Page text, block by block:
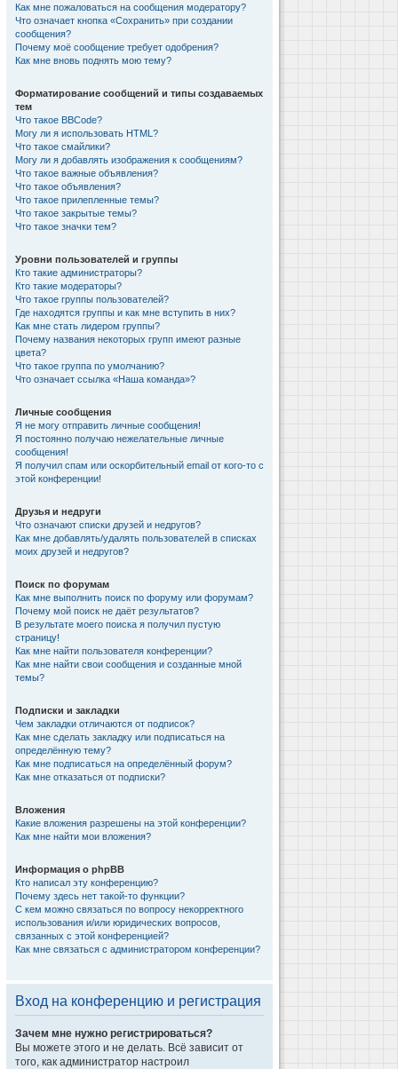
Как мне пожаловаться на сообщения модератору?
Что означает кнопка «Сохранить» при создании
сообщения?
Почему моё сообщение требует одобрения?
Как мне вновь поднять мою тему?
Форматирование сообщений и типы создаваемых
тем
Что такое BBCode?
Могу ли я использовать HTML?
Что такое смайлики?
Могу ли я добавлять изображения к сообщениям?
Что такое важные объявления?
Что такое объявления?
Что такое прилепленные темы?
Что такое закрытые темы?
Что такое значки тем?
Уровни пользователей и группы
Кто такие администраторы?
Кто такие модераторы?
Что такое группы пользователей?
Где находятся группы и как мне вступить в них?
Как мне стать лидером группы?
Почему названия некоторых групп имеют разные
цвета?
Что такое группа по умолчанию?
Что означает ссылка «Наша команда»?
Личные сообщения
Я не могу отправить личные сообщения!
Я постоянно получаю нежелательные личные
сообщения!
Я получил спам или оскорбительный email от кого-то с
этой конференции!
Друзья и недруги
Что означают списки друзей и недругов?
Как мне добавлять/удалять пользователей в списках
моих друзей и недругов?
Поиск по форумам
Как мне выполнить поиск по форуму или форумам?
Почему мой поиск не даёт результатов?
В результате моего поиска я получил пустую
страницу!
Как мне найти пользователя конференции?
Как мне найти свои сообщения и созданные мной
темы?
Подписки и закладки
Чем закладки отличаются от подписок?
Как мне сделать закладку или подписаться на
определённую тему?
Как мне подписаться на определённый форум?
Как мне отказаться от подписки?
Вложения
Какие вложения разрешены на этой конференции?
Как мне найти мои вложения?
Информация о phpBB
Кто написал эту конференцию?
Почему здесь нет такой-то функции?
С кем можно связаться по вопросу некорректного
использования и/или юридических вопросов,
связанных с этой конференцией?
Как мне связаться с администратором конференции?
Вход на конференцию и регистрация
Зачем мне нужно регистрироваться?
Вы можете этого и не делать. Всё зависит от
того, как администратор настроил